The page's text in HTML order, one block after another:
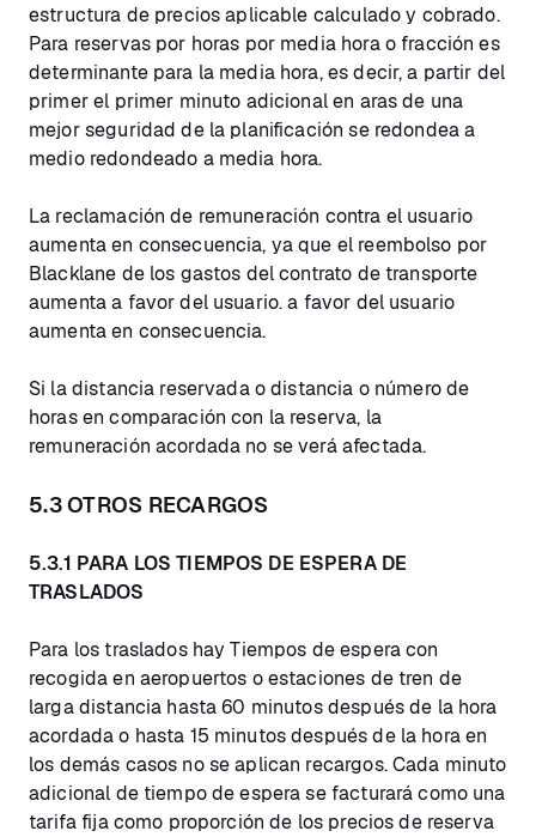
estructura de precios aplicable calculado y cobrado.
Para reservas por horas por media hora o fracción es
determinante para la media hora, es decir, a partir del
primer el primer minuto adicional en aras de una
mejor seguridad de la planificación se redondea a
medio redondeado a media hora.
La reclamación de remuneración contra el usuario
aumenta en consecuencia, ya que el reembolso por
Blacklane de los gastos del contrato de transporte
aumenta a favor del usuario. a favor del usuario
aumenta en consecuencia.
Si la distancia reservada o distancia o número de
horas en comparación con la reserva, la
remuneración acordada no se verá afectada.
5.3 OTROS RECARGOS
5.3.1 PARA LOS TIEMPOS DE ESPERA DE
TRASLADOS
Para los traslados hay Tiempos de espera con
recogida en aeropuertos o estaciones de tren de
larga distancia hasta 60 minutos después de la hora
acordada o hasta 15 minutos después de la hora en
los demás casos no se aplican recargos. Cada minuto
adicional de tiempo de espera se facturará como una
tarifa fija como proporción de los precios de reserva